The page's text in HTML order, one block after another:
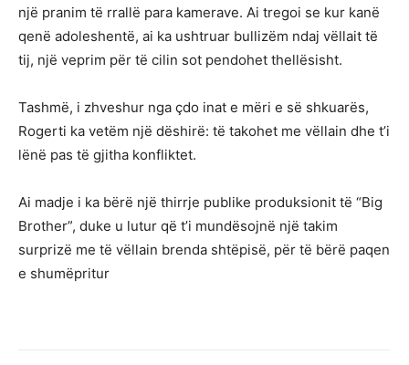
një pranim të rrallë para kamerave. Ai tregoi se kur kanë
qenë adoleshentë, ai ka ushtruar bullizëm ndaj vëllait të
tij, një veprim për të cilin sot pendohet thellësisht.
Tashmë, i zhveshur nga çdo inat e mëri e së shkuarës,
Rogerti ka vetëm një dëshirë: të takohet me vëllain dhe t’i
lënë pas të gjitha konfliktet.
Ai madje i ka bërë një thirrje publike produksionit të “Big
Brother”, duke u lutur që t’i mundësojnë një takim
surprizë me të vëllain brenda shtëpisë, për të bërë paqen
e shumëpritur